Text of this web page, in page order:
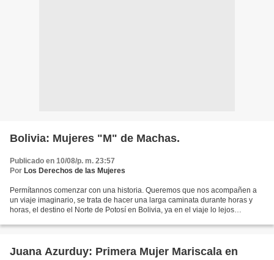
Bolivia: Mujeres "M" de Machas.
Publicado en 10/08/p. m. 23:57
Por Los Derechos de las Mujeres
Permítannos comenzar con una historia. Queremos que nos acompañen a
un viaje imaginario, se trata de hacer una larga caminata durante horas y
horas, el destino el Norte de Potosí en Bolivia, ya en el viaje lo lejos
Juana Azurduy: Primera Mujer Mariscala en